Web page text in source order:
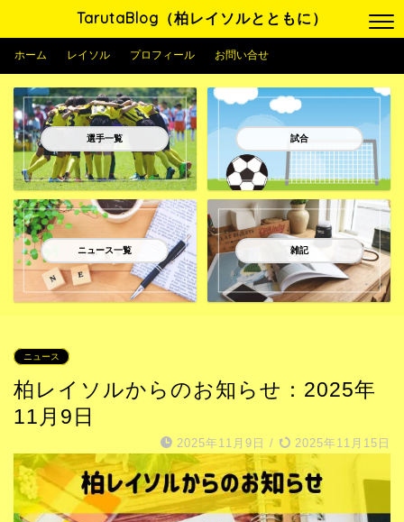
TarutaBlog（柏レイソルとともに）
ホーム レイソル プロフィール お問い合せ
選手一覧 試合
ニュース一覧 雑記
ニュース
柏レイソルからのお知らせ：2025年
11月9日
2025年11月9日 / 2025年11月15日